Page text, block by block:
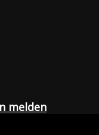
melden